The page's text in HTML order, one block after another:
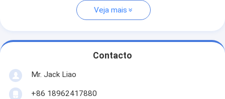
Veja mais
Contacto
Mr. Jack Liao
+86 18962417880